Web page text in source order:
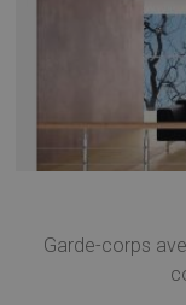
Garde-corps